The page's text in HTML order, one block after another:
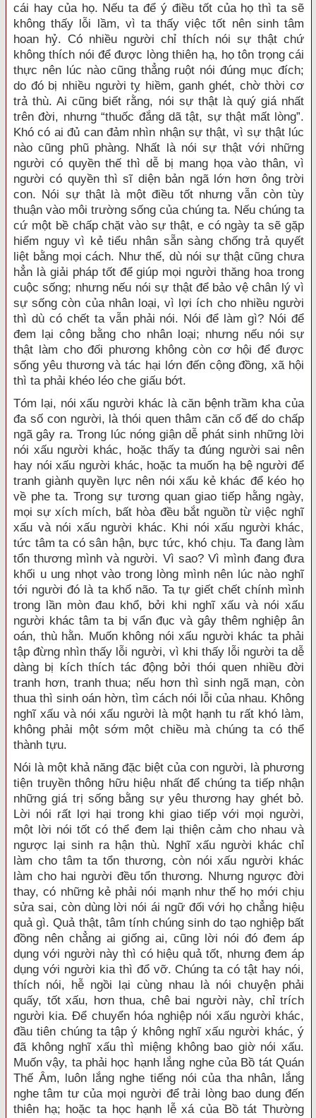
cái hay của họ. Nếu ta để ý điều tốt của họ thì ta sẽ
không thấy lỗi lầm, vì ta thấy việc tốt nên sinh tâm
hoan hỷ. Có nhiều người chỉ thích nói sự thật chứ
không thích nói để được lòng thiên hạ, họ tôn trọng cái
thực nên lúc nào cũng thẳng ruột nói đúng mục đích;
do đó bị nhiều người tỵ hiềm, ganh ghét, chờ thời cơ
trả thù. Ai cũng biết rằng, nói sự thật là quý giá nhất
trên đời, nhưng “thuốc đắng dã tật, sự thật mất lòng”.
Khó có ai đủ can đảm nhìn nhận sự thật, vì sự thật lúc
nào cũng phũ phàng. Nhất là nói sự thật với những
người có quyền thế thì dễ bị mang họa vào thân, vì
người có quyền thì sĩ diện bản ngã lớn hơn ông trời
con. Nói sự thật là một điều tốt nhưng vẫn còn tùy
thuận vào môi trường sống của chúng ta. Nếu chúng ta
cứ một bề chấp chặt vào sự thật, e có ngày ta sẽ gặp
hiểm nguy vì kẻ tiểu nhân sẵn sàng chống trả quyết
liệt bằng mọi cách. Như thế, dù nói sự thật cũng chưa
hẳn là giải pháp tốt để giúp mọi người thăng hoa trong
cuộc sống; nhưng nếu nói sự thật để bảo vệ chân lý vì
sự sống còn của nhân loại, vì lợi ích cho nhiều người
thì dù có chết ta vẫn phải nói. Nói để làm gì? Nói để
đem lại công bằng cho nhân loại; nhưng nếu nói sự
thật làm cho đối phương không còn cơ hội để được
sống yêu thương và tác hại lớn đến cộng đồng, xã hội
thì ta phải khéo léo che giấu bớt.
Tóm lại, nói xấu người khác là căn bệnh trầm kha của
đa số con người, là thói quen thâm căn cố đế do chấp
ngã gây ra. Trong lúc nóng giận dễ phát sinh những lời
nói xấu người khác, hoặc thấy ta đúng người sai nên
hay nói xấu người khác, hoặc ta muốn hạ bệ người để
tranh giành quyền lực nên nói xấu kẻ khác để kéo họ
về phe ta. Trong sự tương quan giao tiếp hằng ngày,
mọi sự xích mích, bất hòa đều bắt nguồn từ việc nghĩ
xấu và nói xấu người khác. Khi nói xấu người khác,
tức tâm ta có sân hận, bực tức, khó chịu. Ta đang làm
tổn thương mình và người. Vì sao? Vì mình đang đưa
khối u ung nhọt vào trong lòng mình nên lúc nào nghĩ
tới người đó là ta khổ não. Ta tự giết chết chính mình
trong lần mòn đau khổ, bởi khi nghĩ xấu và nói xấu
người khác tâm ta bị vẩn đục và gây thêm nghiệp ân
oán, thù hằn. Muốn không nói xấu người khác ta phải
tập đừng nhìn thấy lỗi người, vì khi thấy lỗi người ta dễ
dàng bị kích thích tác động bởi thói quen nhiều đời
tranh hơn, tranh thua; nếu hơn thì sinh ngã mạn, còn
thua thì sinh oán hờn, tìm cách nói lỗi của nhau. Không
nghĩ xấu và nói xấu người là một hạnh tu rất khó làm,
không phải một sớm một chiều mà chúng ta có thể
thành tựu.
Nói là một khả năng đặc biệt của con người, là phương
tiện truyền thông hữu hiệu nhất để chúng ta tiếp nhận
những giá trị sống bằng sự yêu thương hay ghét bỏ.
Lời nói rất lợi hại trong khi giao tiếp với mọi người,
một lời nói tốt có thể đem lại thiện cảm cho nhau và
ngược lại sinh ra hận thù. Nghĩ xấu người khác chỉ
làm cho tâm ta tổn thương, còn nói xấu người khác
làm cho hai người đều tổn thương. Nhưng ngược đời
thay, có những kẻ phải nói mạnh như thế họ mới chịu
sửa sai, còn dùng lời nói ái ngữ đối với họ chẳng hiệu
quả gì. Quả thật, tâm tính chúng sinh do tạo nghiệp bất
đồng nên chẳng ai giống ai, cũng lời nói đó đem áp
dụng với người này thì có hiệu quả tốt, nhưng đem áp
dụng với người kia thì đổ vỡ. Chúng ta có tật hay nói,
thích nói, hễ ngồi lại cùng nhau là nói chuyện phải
quấy, tốt xấu, hơn thua, chê bai người này, chỉ trích
người kia. Để chuyển hóa nghiệp nói xấu người khác,
đầu tiên chúng ta tập ý không nghĩ xấu người khác, ý
đã không nghĩ xấu thì miệng không bao giờ nói xấu.
Muốn vậy, ta phải học hạnh lắng nghe của Bồ tát Quán
Thế Âm, luôn lắng nghe tiếng nói của tha nhân, lắng
nghe tâm tư của mọi người để trải lòng bao dung đến
thiên hạ; hoặc ta học hạnh lễ xá của Bồ tát Thường